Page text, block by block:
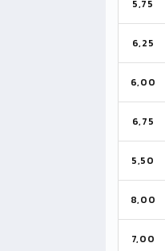
5,75
6,25
6,00
6,75
5,50
8,00
7,00